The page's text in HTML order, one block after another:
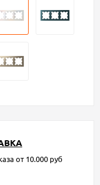
от 10.000 руб